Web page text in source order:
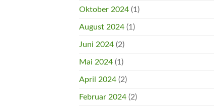
Oktober 2024 (1)
August 2024 (1)
Juni 2024 (2)
Mai 2024 (1)
April 2024 (2)
Februar 2024 (2)